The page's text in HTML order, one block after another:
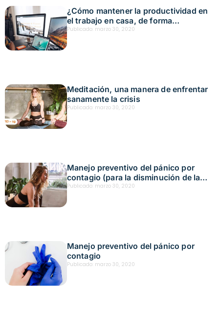
¿Cómo mantener la productividad en
el trabajo en casa, de forma
saludable?
Publicado: marzo 30, 2020
Meditación, una manera de enfrentar
sanamente la crisis
Publicado: marzo 30, 2020
Manejo preventivo del pánico por
contagio (para la disminución de la
ansiedad generada por el temor al
Publicado: marzo 30, 2020
Manejo preventivo del pánico por
contagio
Publicado: marzo 30, 2020